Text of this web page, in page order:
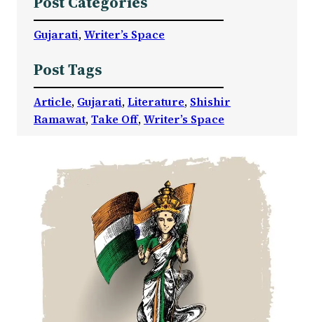
Gujarati, Writer’s Space
Post Tags
Article, Gujarati, Literature, Shishir
Ramawat, Take Off, Writer’s Space